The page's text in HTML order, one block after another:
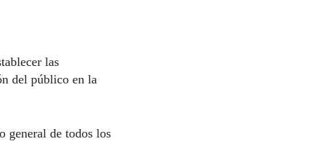
las
del público en la
general de todos los